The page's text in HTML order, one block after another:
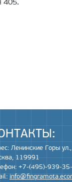
Ленинские Горы
119991
+7-(495)-939-